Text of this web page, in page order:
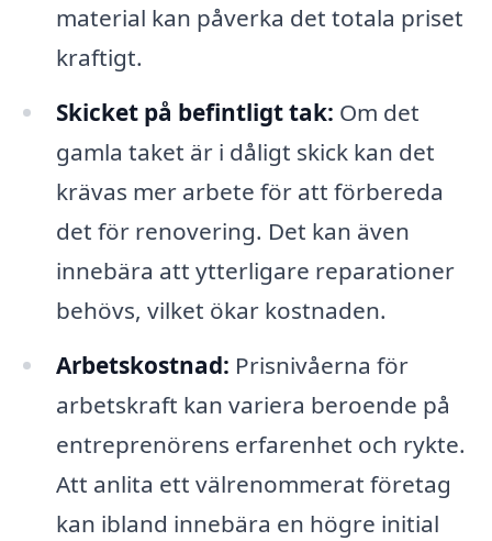
material kan påverka det totala priset
kraftigt.
Skicket på befintligt tak: Om det
gamla taket är i dåligt skick kan det
krävas mer arbete för att förbereda
det för renovering. Det kan även
innebära att ytterligare reparationer
behövs, vilket ökar kostnaden.
Arbetskostnad: Prisnivåerna för
arbetskraft kan variera beroende på
entreprenörens erfarenhet och rykte.
Att anlita ett välrenommerat företag
kan ibland innebära en högre initial